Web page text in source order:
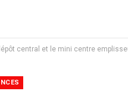
central et le mini centre